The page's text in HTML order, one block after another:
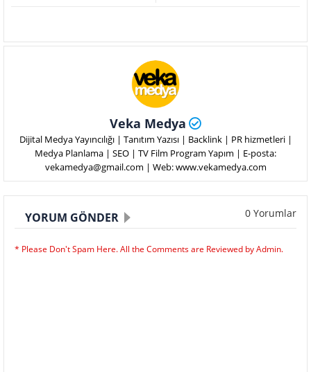
Veka Medya
Dijital Medya Yayıncılığı | Tanıtım Yazısı | Backlink | PR hizmetleri |
Medya Planlama | SEO | TV Film Program Yapım | E-posta:
vekamedya@gmail.com | Web: www.vekamedya.com
YORUM GÖNDER 0 Yorumlar
* Please Don't Spam Here. All the Comments are Reviewed by Admin.